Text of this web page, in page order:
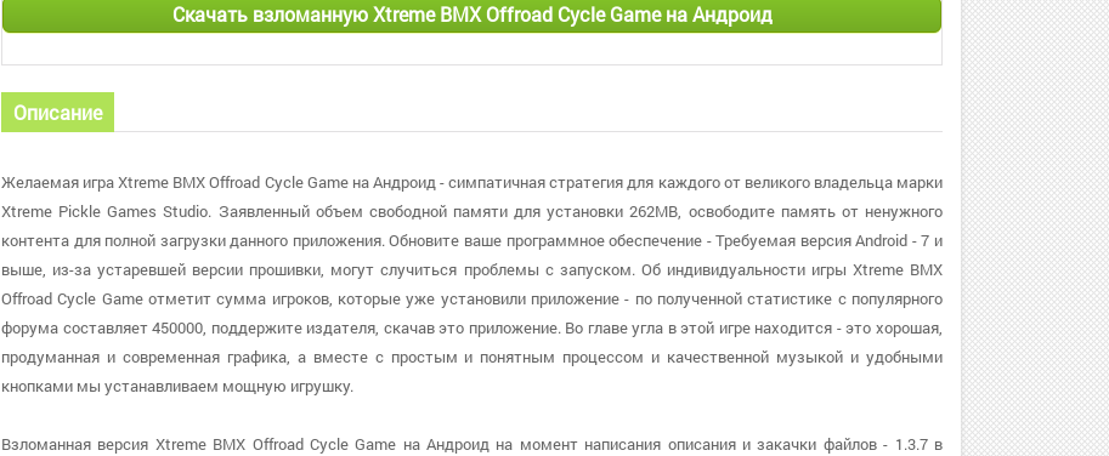
Скачать взломанную Xtreme BMX Offroad Cycle Game на Андроид
Описание
Желаемая игра Xtreme BMX Offroad Cycle Game на Андроид - симпатичная стратегия для каждого от великого владельца марки
Xtreme Pickle Games Studio. Заявленный объем свободной памяти для установки 262MB, освободите память от ненужного
контента для полной загрузки данного приложения. Обновите ваше программное обеспечение - Требуемая версия Android - 7 и
выше, из-за устаревшей версии прошивки, могут случиться проблемы с запуском. Об индивидуальности игры Xtreme BMX
Offroad Cycle Game отметит сумма игроков, которые уже установили приложение - по полученной статистике с популярного
форума составляет 450000, поддержите издателя, скачав это приложение. Во главе угла в этой игре находится - это хорошая,
продуманная и современная графика, а вместе с простым и понятным процессом и качественной музыкой и удобными
кнопками мы устанавливаем мощную игрушку.
Взломанная версия Xtreme BMX Offroad Cycle Game на Андроид на момент написания описания и закачки файлов - 1.3.7 в